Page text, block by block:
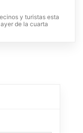
y turistas esta
de la cuarta